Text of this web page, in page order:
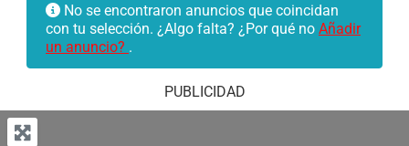
No se encontraron anuncios que coincidan
con tu selección. ¿Algo falta? ¿Por qué no Añadir
un anuncio? .
PUBLICIDAD